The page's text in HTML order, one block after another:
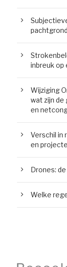
pachtgrond
inbreuk op
Wijziging
wat zijn de
en
Verschil in
en
Drones:
Welke